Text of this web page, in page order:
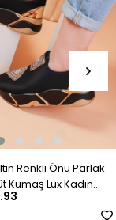
Renkli Önü Parlak
Kumaş Lux Kadın